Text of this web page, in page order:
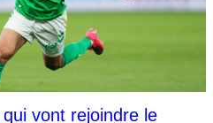
vont rejoindre le